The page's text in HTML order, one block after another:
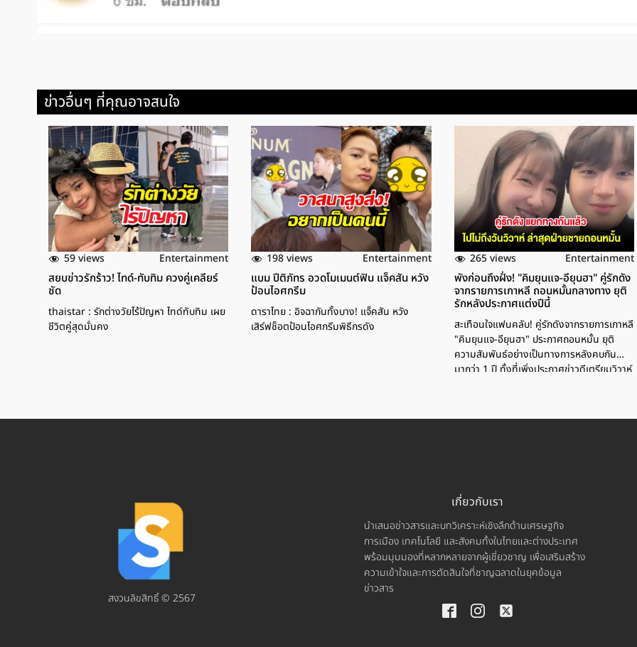
ข่าวอื่นๆ ที่คุณอาจสนใจ
59 views Entertainment
สยบข่าวรักร้าว! ไทด์-ทับทิม ควงคู่เคลียร์
ชัด
thaistar : รักต่างวัยไร้ปัญหา ไทด์ทับทิม เผย
ชีวิตคู่สุดมั่นคง
198 views Entertainment
แบม ปีติภัทร อวดโมเมนต์ฟิน แจ็คสัน หวัง
ป้อนไอศกรีม
ดาราไทย : อิจฉากันทั้งบาง! แจ็คสัน หวัง
เสิร์ฟช็อตป้อนไอศกรีมพิธีกรดัง
265 views Entertainment
พังก่อนถึงฝั่ง! "คิมยุนแจ-อียุนฮา" คู่รักดัง
จากรายการเกาหลี ถอนหมั้นกลางทาง ยุติ
รักหลังประกาศแต่งปีนี้
สะเทือนใจแฟนคลับ! คู่รักดังจากรายการเกาหลี
"คิมยุนแจ-อียุนฮา" ประกาศถอนหมั้น ยุติ
ความสัมพันธ์อย่างเป็นทางการหลังคบกัน
มากว่า 1 ปี ทั้งที่เพิ่งประกาศข่าวดีเตรียมวิวาห์
สงวนลิขสิทธิ์ © 2567
เกี่ยวกับเรา
นำเสนอข่าวสารและบทวิเคราะห์เชิงลึกด้านเศรษฐกิจ
การเมือง เทคโนโลยี และสังคมทั้งในไทยและต่างประเทศ
พร้อมมุมมองที่หลากหลายจากผู้เชี่ยวชาญ เพื่อเสริมสร้าง
ความเข้าใจและการตัดสินใจที่ชาญฉลาดในยุคข้อมูล
ข่าวสาร